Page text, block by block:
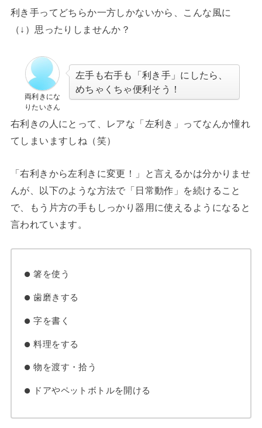
利き手ってどちらか一方しかないから、こんな風に
（↓）思ったりしませんか？
両利きにな
りたいさん
左手も右手も「利き手」にしたら、
めちゃくちゃ便利そう！
右利きの人にとって、レアな「左利き」ってなんか憧れ
てしまいますしね（笑）
「右利きから左利きに変更！」と言えるかは分かりませ
んが、以下のような方法で「日常動作」を続けること
で、もう片方の手もしっかり器用に使えるようになると
言われています。
箸を使う
歯磨きする
字を書く
料理をする
物を渡す・拾う
ドアやペットボトルを開ける